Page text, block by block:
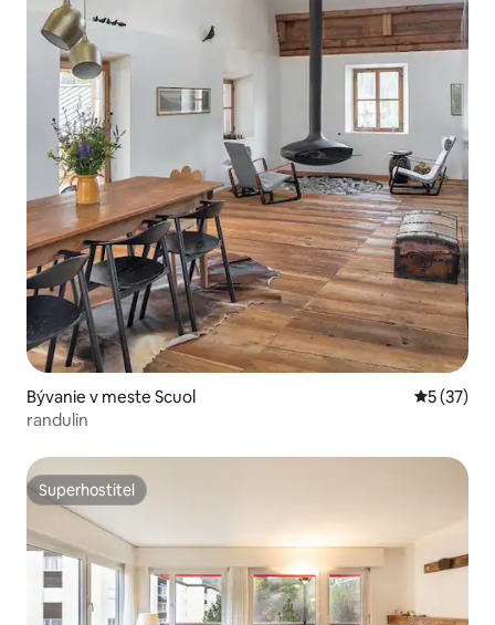
Bývanie v meste Scuol
5 (37)
randulin
Superhostiteľ
Superhostiteľ